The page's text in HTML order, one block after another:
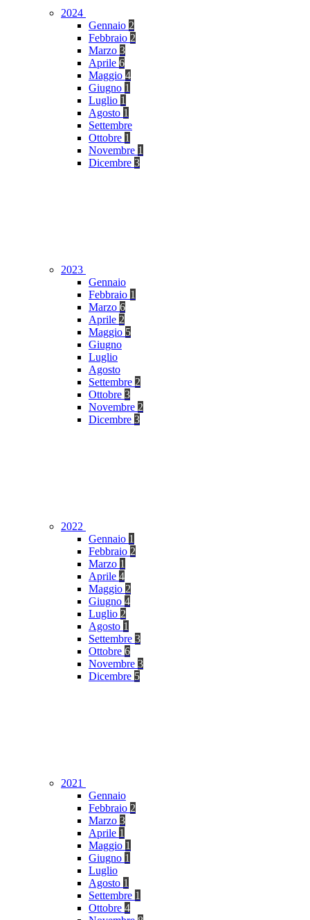
2024
Gennaio 2
Febbraio 2
Marzo 3
Aprile 6
Maggio 4
Giugno 1
Luglio 1
Agosto 1
Settembre
Ottobre 1
Novembre 1
Dicembre 3
2023
Gennaio
Febbraio 1
Marzo 6
Aprile 2
Maggio 5
Giugno
Luglio
Agosto
Settembre 2
Ottobre 3
Novembre 2
Dicembre 3
2022
Gennaio 1
Febbraio 2
Marzo 1
Aprile 4
Maggio 2
Giugno 4
Luglio 2
Agosto 1
Settembre 3
Ottobre 6
Novembre 3
Dicembre 5
2021
Gennaio
Febbraio 2
Marzo 3
Aprile 1
Maggio 1
Giugno 1
Luglio
Agosto 1
Settembre 1
Ottobre 4